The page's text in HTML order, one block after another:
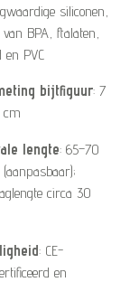
siliconen,
BPA, ftalaten,
en PVC
bijtfiguur: 7
lengte: 65–70
circa 30
: CE-
en